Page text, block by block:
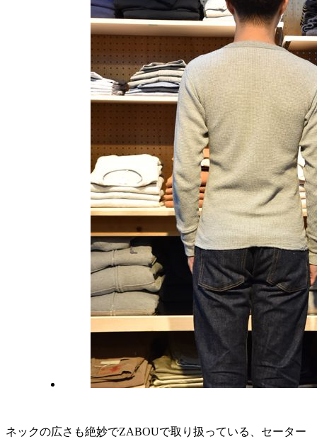
ネックの広さも絶妙でZABOUで取り扱っている、セーター